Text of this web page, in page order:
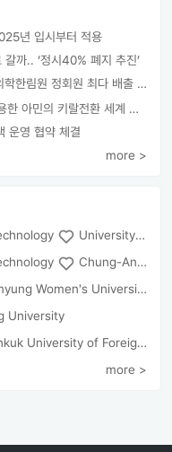
년 입시부터 적용
까.. ‘정시40% 폐지 추진’
고려대학교 의과대학, 4년 연속 대한민국의학한림원 정회원 최다 배출 外
연세대학교 신종식 교수팀, 인공효소를 이용한 아민의 키랄전환 세계 최초로 성공
운영 협약 체결
more >
University of Seoul
Chung-Ang University
Women's University
University
University of Foreign Studies(Global Campus
more >